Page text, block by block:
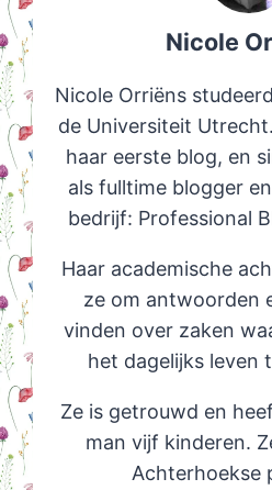
Nicole
Nicole Orriëns
de Universiteit
haar eerste blog, en
als fulltime blogger
bedrijf: Professional
Haar academische
ze om antwoorden
vinden over zaken
het dagelijks leven
Ze is getrouwd en
man vijf kinderen.
Achterhoekse